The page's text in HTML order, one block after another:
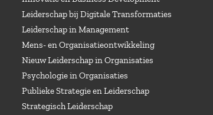
Leiderschap bij Digitale Transformaties
Leiderschap in Management
Mens- en Organisatieontwikkeling
Nieuw Leiderschap in Organisaties
Psychologie in Organisaties
Publieke Strategie en Leiderschap
Strategisch Leiderschap